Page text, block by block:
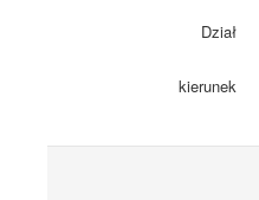
Dział
kierunek